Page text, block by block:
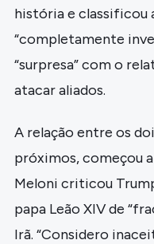
história e classificou
“completamente
“surpresa” com o
atacar aliados.
A relação entre os
próximos, começou
Meloni criticou
papa Leão XIV de
Irã. “Considero